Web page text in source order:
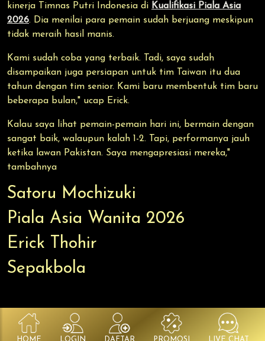
kinerja Timnas Putri Indonesia di Kualifikasi Piala Asia
2026. Dia menilai para pemain sudah berjuang meskipun
tidak meraih hasil manis.
Kami sudah coba yang terbaik. Tadi, saya sudah
disampaikan juga persiapan untuk tim Taiwan itu dua
tahun dengan tim senior. Kami baru membentuk tim baru
beberapa bulan," ucap Erick.
Kalau saya lihat pemain-pemain hari ini, bermain dengan
sangat baik, walaupun kalah 1-2. Tapi, performanya jauh
ketika lawan Pakistan. Saya mengapresiasi mereka,"
tambahnya
Satoru Mochizuki
Piala Asia Wanita 2026
Erick Thohir
Sepakbola